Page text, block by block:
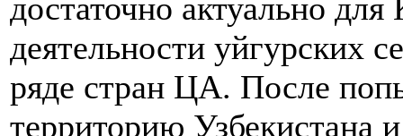
достаточно актуально
деятельности уйгурских
ряде стран ЦА. После
территорию Узбекистана